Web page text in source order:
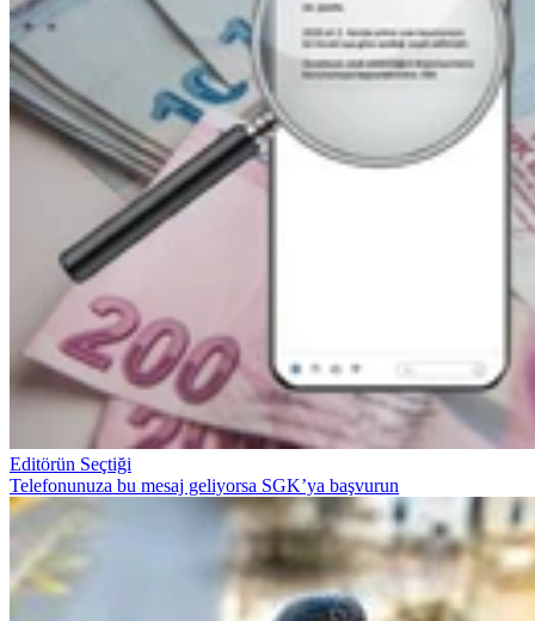
Editörün Seçtiği
Telefonunuza bu mesaj geliyorsa SGK’ya başvurun